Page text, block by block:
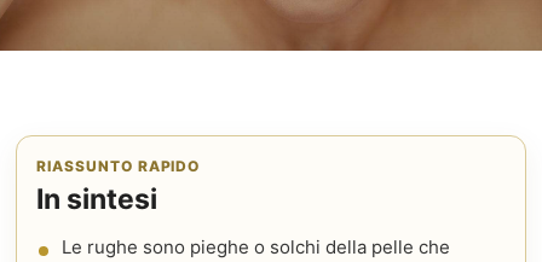
RIASSUNTO RAPIDO
In sintesi
Le rughe sono pieghe o solchi della pelle che